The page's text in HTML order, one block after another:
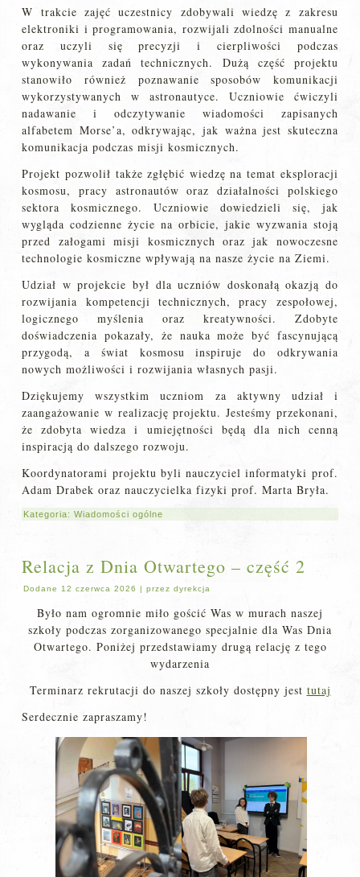
W trakcie zajęć uczestnicy zdobywali wiedzę z zakresu
elektroniki i programowania, rozwijali zdolności manualne
oraz uczyli się precyzji i cierpliwości podczas
wykonywania zadań technicznych. Dużą część projektu
stanowiło również poznawanie sposobów komunikacji
wykorzystywanych w astronautyce. Uczniowie ćwiczyli
nadawanie i odczytywanie wiadomości zapisanych
alfabetem Morse’a, odkrywając, jak ważna jest skuteczna
komunikacja podczas misji kosmicznych.
Projekt pozwolił także zgłębić wiedzę na temat eksploracji
kosmosu, pracy astronautów oraz działalności polskiego
sektora kosmicznego. Uczniowie dowiedzieli się, jak
wygląda codzienne życie na orbicie, jakie wyzwania stoją
przed załogami misji kosmicznych oraz jak nowoczesne
technologie kosmiczne wpływają na nasze życie na Ziemi.
Udział w projekcie był dla uczniów doskonałą okazją do
rozwijania kompetencji technicznych, pracy zespołowej,
logicznego myślenia oraz kreatywności. Zdobyte
doświadczenia pokazały, że nauka może być fascynującą
przygodą, a świat kosmosu inspiruje do odkrywania
nowych możliwości i rozwijania własnych pasji.
Dziękujemy wszystkim uczniom za aktywny udział i
zaangażowanie w realizację projektu. Jesteśmy przekonani,
że zdobyta wiedza i umiejętności będą dla nich cenną
inspiracją do dalszego rozwoju.
Koordynatorami projektu byli nauczyciel informatyki prof.
Adam Drabek oraz nauczycielka fizyki prof. Marta Bryła.
Kategoria:Wiadomości ogólne
Relacja z Dnia Otwartego – część 2
Dodane 12 czerwca 2026 |przez dyrekcja
Było nam ogromnie miło gościć Was w murach naszej
szkoły podczas zorganizowanego specjalnie dla Was Dnia
Otwartego. Poniżej przedstawiamy drugą relację z tego
wydarzenia
Terminarz rekrutacji do naszej szkoły dostępny jest tutaj
Serdecznie zapraszamy!